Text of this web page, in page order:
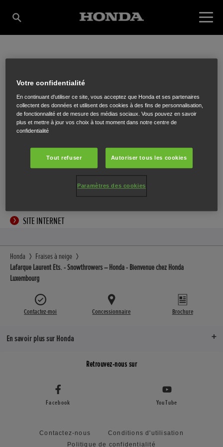
LAFARQUE LAURENT
ETS.
Avenue Albert 1ier 17,Maissin (Paliseul),6852
SITE INTERNET
Honda
Fraises à neige
Lafarque Laurent Ets. - Snowthrowers – Honda - Bienvenue chez Honda
Luxembourg
Contactez-moi Concessionnaire Brochure
En savoir plus sur Honda
Retrouvez-nous sur
Facebook YouTube
Contactez-nous
Conditions d'utilisation
Politique de confidentialité
Votre confidentialité
En continuant d'utiliser ce site, vous acceptez que Honda et ses partenaires
collectent des données et utilisent des cookies à des fins de personnalisation,
de fonctionnalité et de mesure des médias sociaux. Vous pouvez en savoir
plus et mettre à jour vos choix à tout moment dans notre centre de
confidentialité
Tout refuser Autoriser tous les cookies
Paramètres des cookies